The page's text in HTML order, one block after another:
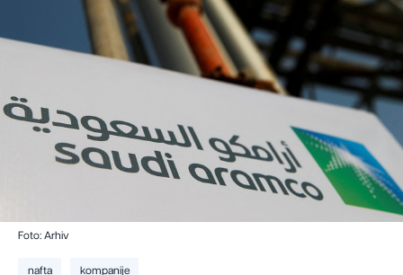
Foto: Arhiv
nafta kompanije